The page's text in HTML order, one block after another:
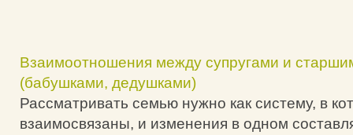
Взаимоотношения между супругами и
(бабушками, дедушками)
Рассматривать семью нужно как систему, в
взаимосвязаны, и изменения в одном